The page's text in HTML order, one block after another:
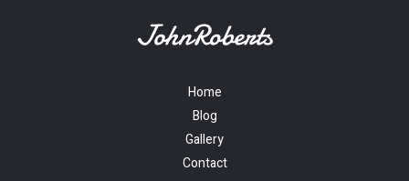
Home
Blog
Gallery
Contact